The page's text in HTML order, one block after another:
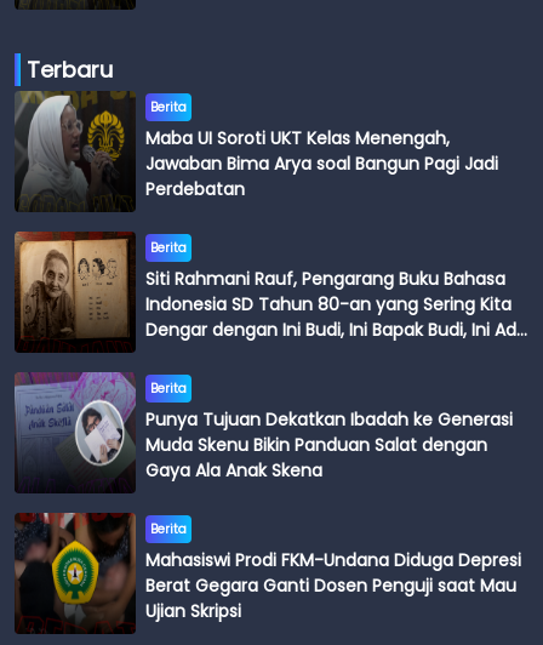
Terbaru
Berita
Maba UI Soroti UKT Kelas Menengah,
Jawaban Bima Arya soal Bangun Pagi Jadi
Perdebatan
Berita
Siti Rahmani Rauf, Pengarang Buku Bahasa
Indonesia SD Tahun 80-an yang Sering Kita
Dengar dengan Ini Budi, Ini Bapak Budi, Ini Adik
Berita
Punya Tujuan Dekatkan Ibadah ke Generasi
Muda Skenu Bikin Panduan Salat dengan
Gaya Ala Anak Skena
Berita
Mahasiswi Prodi FKM-Undana Diduga Depresi
Berat Gegara Ganti Dosen Penguji saat Mau
Ujian Skripsi